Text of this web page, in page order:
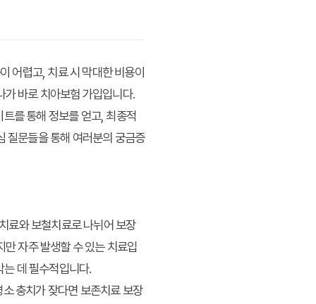
어렵고, 치료 시 막대한 비용이
가 바로 치아보험 가입입니다.
트를 통해 정보를 얻고, 최종적
질문들을 통해 여러분의 궁금증
료와 보철치료로 나뉘어 보장
자주 발생할 수 있는 치료입
데 필수적입니다.
충치가 잦다면 보존치료 보장